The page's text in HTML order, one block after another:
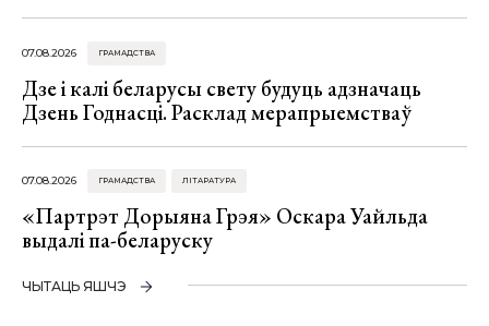
07.08.2026 ГРАМАДСТВА
Дзе і калі беларусы свету будуць адзначаць
Дзень Годнасці. Расклад мерапрыемстваў
07.08.2026 ГРАМАДСТВА ЛІТАРАТУРА
«Партрэт Дорыяна Грэя» Оскара Уайльда
выдалі па-беларуску
ЧЫТАЦЬ ЯШЧЭ